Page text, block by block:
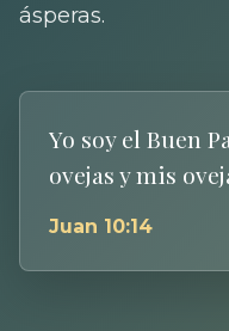
ásperas.
Yo soy el Buen
ovejas y mis
Juan 10:14